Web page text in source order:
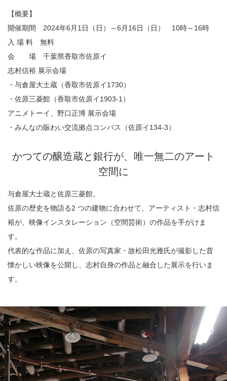
【概要】
開催期間 2024年6月1日（日）～6月16日（日） 10時～16時
入 場 料 無料
会 場 千葉県香取市佐原イ
志村信裕 展示会場
・与倉屋大土蔵（香取市佐原イ1730）
・佐原三菱館（香取市佐原イ1903-1）
アニメトーイ、野口正博 展示会場
・みんなの賑わい交流拠点コンパス（佐原イ134-3）
かつての醸造蔵と銀行が、唯一無二のアート
空間に
与倉屋大士蔵と佐原三菱館。
佐原の歴史を物語る2 つの建物に合わせて、アーティスト・志村信
裕が、映像インスタレーション（空間芸術）の作品を手がけま
す。
代表的な作品に加え、佐原の写真家・故松田光雅氏が撮影した昔
懐かしい映像を公開し、志村自身の作品と融合した展示を行いま
す。